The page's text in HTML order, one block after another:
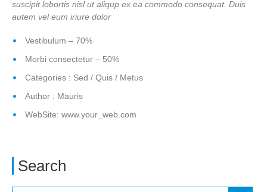
Search
suscipit lobortis nisl ut aliqup ex ea commodo consequat. Duis
autem vel eum iriure dolor
Vestibulum – 70%
Morbi consectetur – 50%
Categories : Sed / Quis / Metus
Author : Mauris
WebSite: www.your_web.com